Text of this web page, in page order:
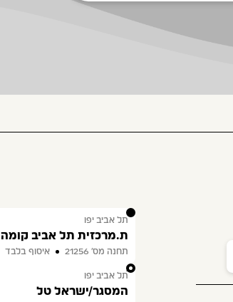
1
תל אביב יפו
ת.מרכזית תל אביב קומה 6/רציפים
תחנה מס׳ 21256
איסוף בלבד
2
תל אביב יפו
המסגר/ישראל טל